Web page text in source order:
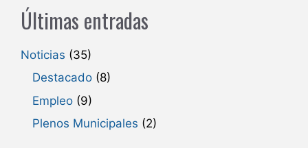
Últimas entradas
Noticias (35)
Destacado (8)
Empleo (9)
Plenos Municipales (2)